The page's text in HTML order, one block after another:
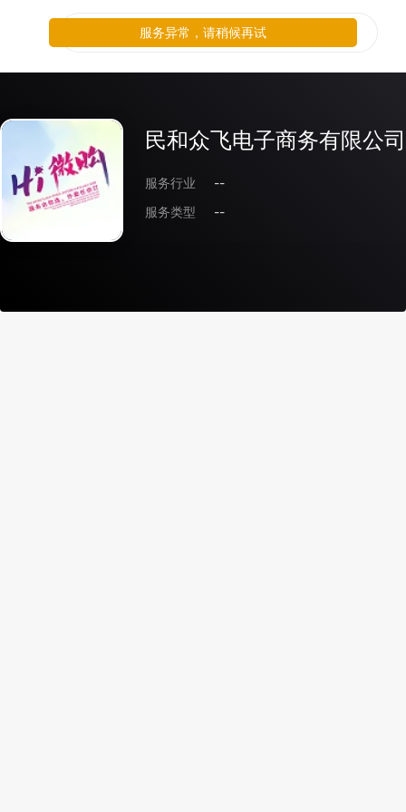
民和众飞电子商务有限公司
服务行业
--
服务类型
--
服务异常，请稍候再试